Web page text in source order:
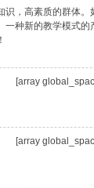
，高素质的群体。
种新的教学模式的
[array
[array